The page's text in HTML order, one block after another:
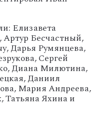
Елизавета
Бесчастный,
Дарья Румянцева,
Сергей
Диана Милютина,
Даниил
Мария Андреева,
Яхина и